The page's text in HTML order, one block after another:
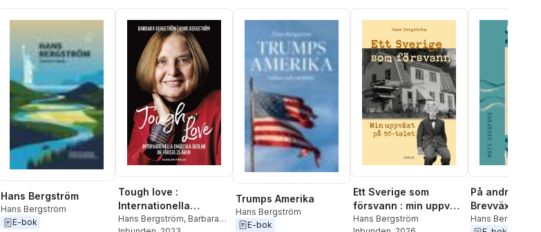
Hans Bergström
Hans Bergström
E-bok
Tough love :
Internationella
Engelska Skolan de
Hans Bergström, Barbara
Trumps Amerika
Hans Bergström
E-bok
Ett Sverige som
försvann : min uppväxt
på 50-talet
Hans Bergström
På andra
Brevväxling
Atlanten
Hans Bergström